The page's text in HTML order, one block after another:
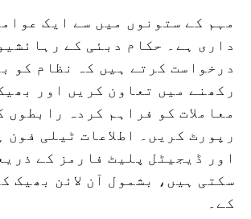
مہم کے ستونوں میں سے ایک
داری ہے۔ حکام دبئی کے
درخواست کرتے ہیں کہ نظام کو
رکھنے میں تعاون کریں اور
معاملات کو فراہم کردہ رابطوں
رپورٹ کریں۔ اطلاعات ٹیلی فون
اور ڈیجیٹل پلیٹ فارمز کے
سکتی ہیں، بشمول آن لائن بھیک
کے۔